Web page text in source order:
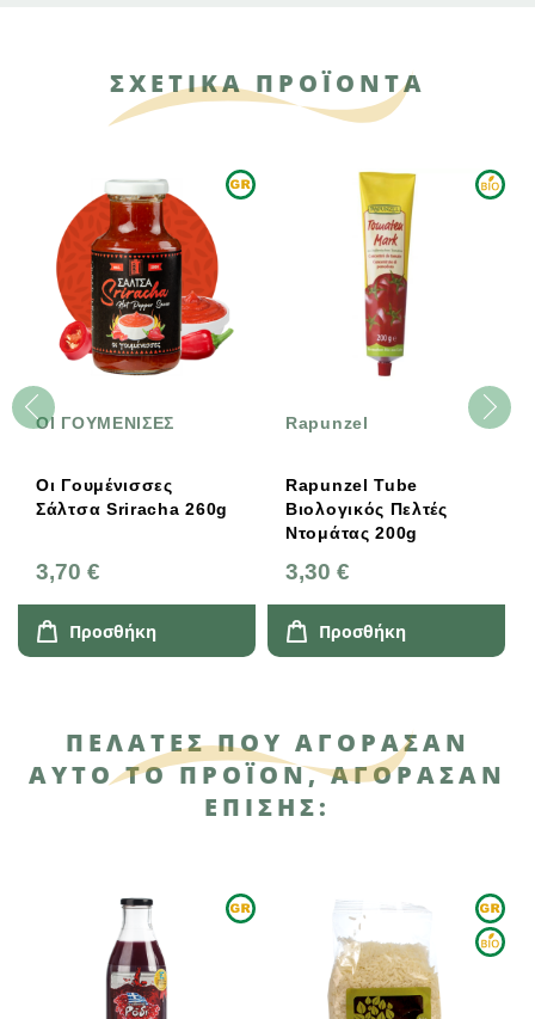
ΣΧΕΤΙΚΑ ΠΡΟΪΟΝΤΑ
ΟΙ ΓΟΥΜΕΝΙΣΕΣ
Οι Γουμένισσες
Σάλτσα Sriracha 260g
3,70 €
Προσθήκη
Rapunzel
Rapunzel Tube
Βιολογικός Πελτές
Ντομάτας 200g
3,30 €
Προσθήκη
ΠΕΛΆΤΕΣ ΠΟΥ ΑΓΌΡΑΣΑΝ
ΑΥΤΌ ΤΟ ΠΡΟΪΌΝ, ΑΓΌΡΑΣΑΝ
ΕΠΊΣΗΣ: